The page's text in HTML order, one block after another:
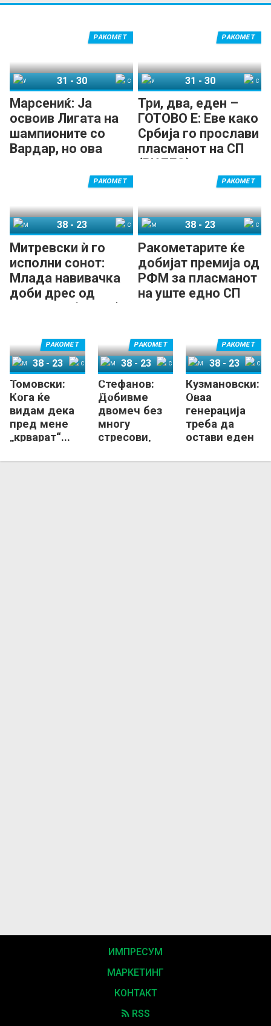
Марсениќ: Ја
освоив Лигата на
шампионите со
Вардар, но ова
РАКОМЕТ
31 - 30
Три, два, еден –
ГОТОВО Е: Еве како
Србија го прослави
пласманот на СП
(ВИДЕО)
РАКОМЕТ
31 -30
Митревски ѝ го
исполни сонот:
Млада навивачка
доби дрес од
голманот (ФОТО)
РАКОМЕТ
38-23
Ракометарите ќе
добијат премија од
РФМ за пласманот
на уште едно СП
РАКОМЕТ
38-23
Томовски:
Кога ќе
видам дека
пред мене
„крварат“...
мотивира!
РАКОМЕТ
Македонија
38 - 23
Стефанов:
Добивме
двомеч без
многу
стресови,
беше
РАКОМЕТ
Македонија
38- 23
Кузмановски:
Оваа
генерација
треба да
остави еден
сум на
РАКОМЕТ
Македонија
38- 23
Словачка
ИМПРЕСУМ
МАРКЕТИНГ
КОНТАКТ
RSS